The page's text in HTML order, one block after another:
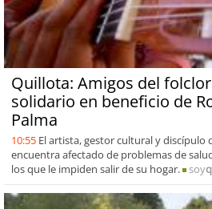
Quillota: Amigos del
solidario en beneficio de
Palma
10:55 El artista, gestor cultural y discípulo
encuentra afectado de problemas de
los que le impiden salir de su hogar.
soy